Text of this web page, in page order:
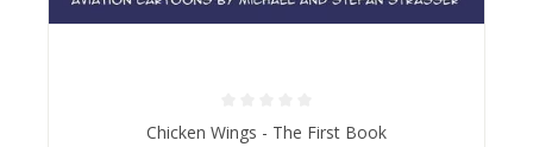
Durchschnittliche Bewertung von 0 von 5 Sternen
Chicken Wings - The First Book